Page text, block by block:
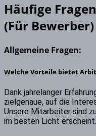
Häufige Fragen
(Für Bewerber)
Allgemeine Fragen:
Welche Vorteile bietet
Dank jahrelanger
zielgenaue, auf die
Unsere Mitarbeiter sind
im besten Licht erscheint.